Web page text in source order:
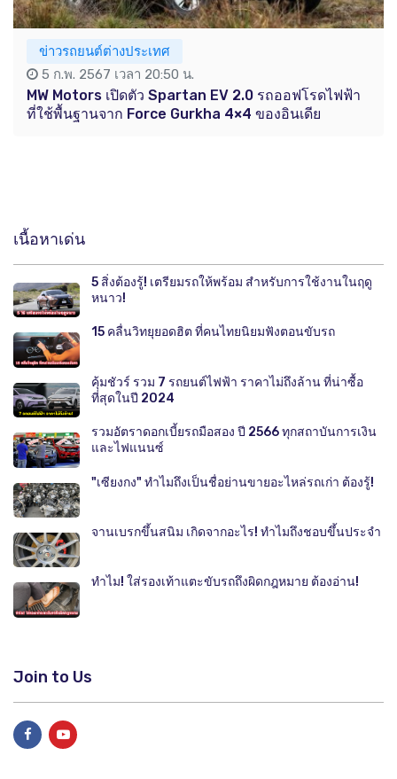
ข่าวรถยนต์ต่างประเทศ
5 ก.พ. 2567 เวลา 20:50 น.
MW Motors เปิดตัว Spartan EV 2.0 รถออฟโรดไฟฟ้า
ที่ใช้พื้นฐานจาก Force Gurkha 4×4 ของอินเดีย
เนื้อหาเด่น
5 สิ่งต้องรู้! เตรียมรถให้พร้อม สำหรับการใช้งานในฤดู
หนาว!
15 คลื่นวิทยุยอดฮิต ที่คนไทยนิยมฟังตอนขับรถ
คุ้มชัวร์ รวม 7 รถยนต์ไฟฟ้า ราคาไม่ถึงล้าน ที่น่าซื้อ
ที่สุดในปี 2024
รวมอัตราดอกเบี้ยรถมือสอง ปี 2566 ทุกสถาบันการเงิน
และไฟแนนซ์
"เซียงกง" ทำไมถึงเป็นชื่อย่านขายอะไหล่รถเก่า ต้องรู้!
จานเบรกขึ้นสนิม เกิดจากอะไร! ทำไมถึงชอบขึ้นประจำ
ทำไม! ใส่รองเท้าแตะขับรถถึงผิดกฎหมาย ต้องอ่าน!
Join to Us